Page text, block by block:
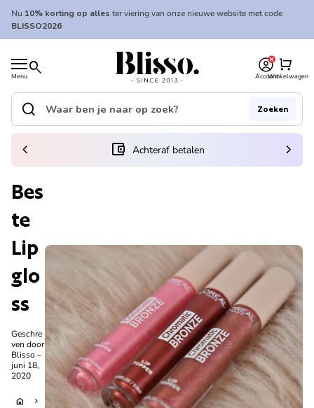
Overslaan naar inhoud
Nu 10% korting op alles ter viering van onze nieuwe website met code
BLISSO2026
Menu search
Home
AccountWinkelwagen
shopping_cart
Home
Zoek op"
search Zoeken
(link opent in nieuw tabblad/venster)
account_balance_wallet Achteraf betalen
chevron_left chevron_right
Bes
te
Lip
glo
ss
Geschre
ven door
Blisso –
juni 18,
2020
home chevron_right